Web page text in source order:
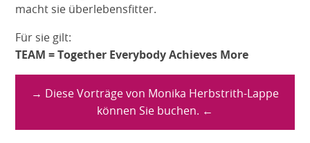
macht sie überlebensfitter.
Für sie gilt:
TEAM = Together Everybody Achieves More
→ Diese Vorträge von Monika Herbstrith-Lappe
können Sie buchen. ←